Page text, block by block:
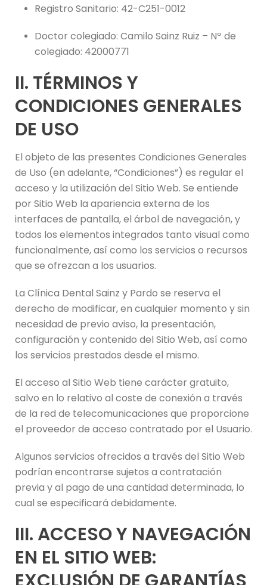
Registro Sanitario: 42-C251-0012
Doctor colegiado: Camilo Sainz Ruiz – Nº de
colegiado: 42000771
II. TÉRMINOS Y
CONDICIONES GENERALES
DE USO
El objeto de las presentes Condiciones Generales
de Uso (en adelante, “Condiciones”) es regular el
acceso y la utilización del Sitio Web. Se entiende
por Sitio Web la apariencia externa de los
interfaces de pantalla, el árbol de navegación, y
todos los elementos integrados tanto visual como
funcionalmente, así como los servicios o recursos
que se ofrezcan a los usuarios.
La Clínica Dental Sainz y Pardo se reserva el
derecho de modificar, en cualquier momento y sin
necesidad de previo aviso, la presentación,
configuración y contenido del Sitio Web, así como
los servicios prestados desde el mismo.
El acceso al Sitio Web tiene carácter gratuito,
salvo en lo relativo al coste de conexión a través
de la red de telecomunicaciones que proporcione
el proveedor de acceso contratado por el Usuario.
Algunos servicios ofrecidos a través del Sitio Web
podrían encontrarse sujetos a contratación
previa y al pago de una cantidad determinada, lo
cual se especificará debidamente.
III. ACCESO Y NAVEGACIÓN
EN EL SITIO WEB: